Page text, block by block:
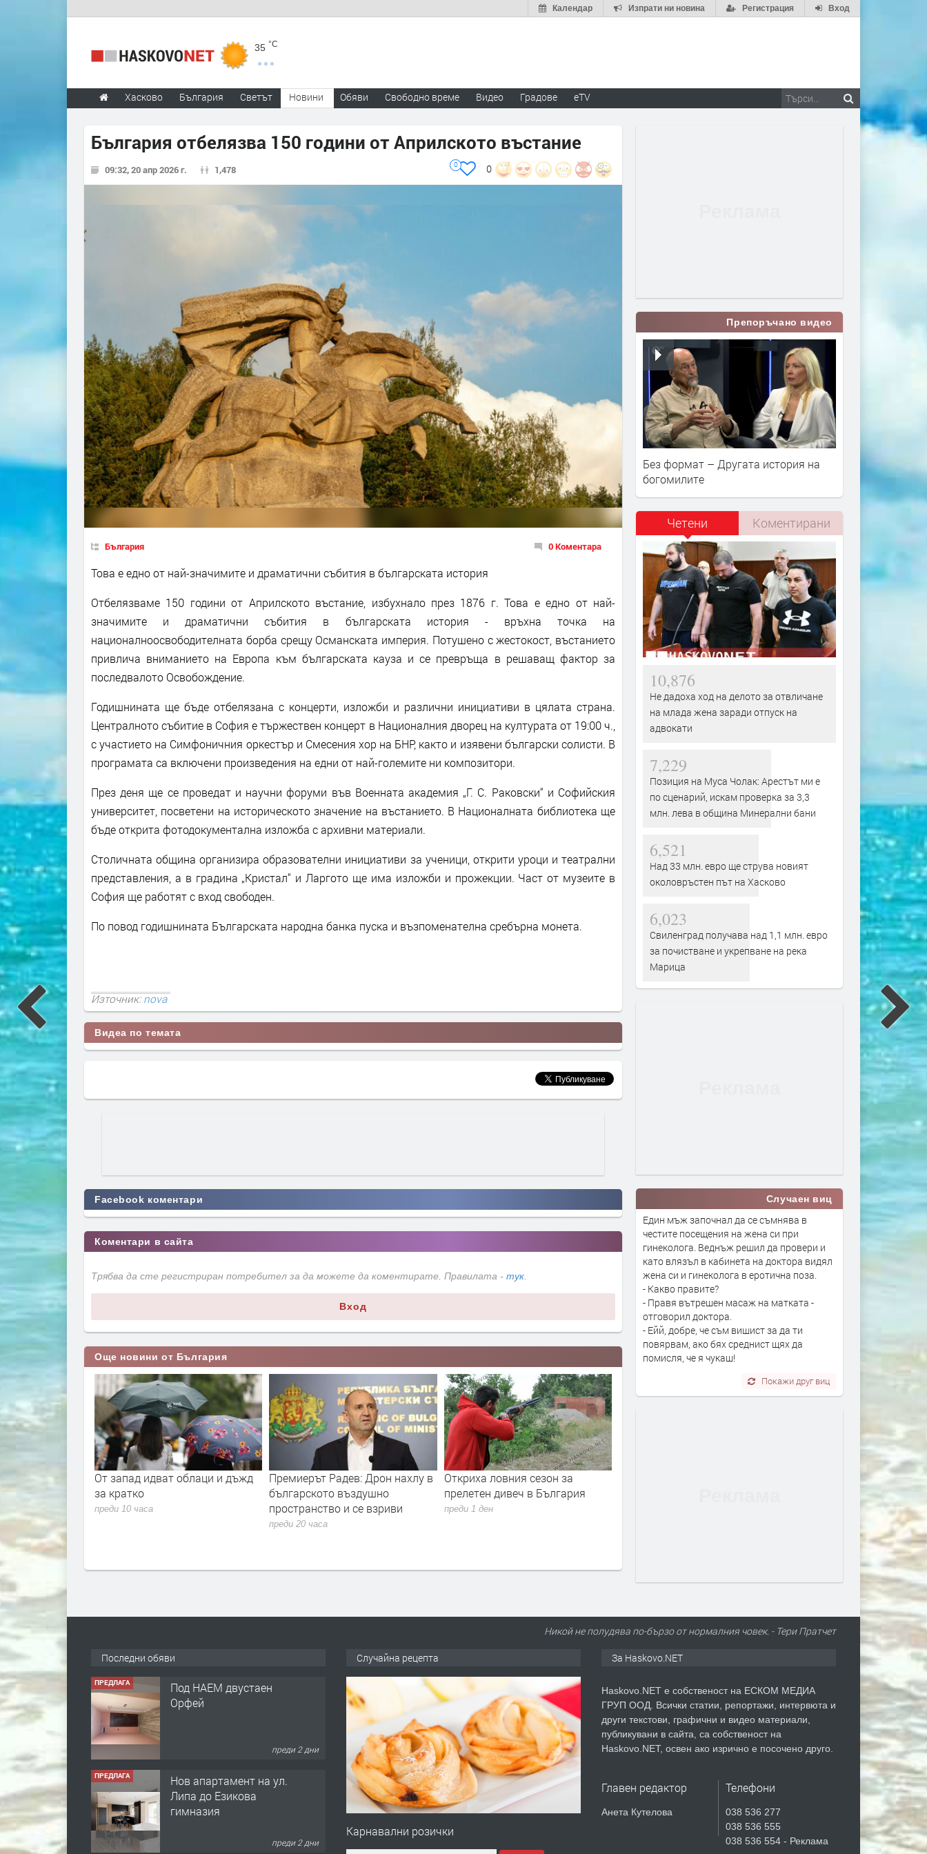
Вход
Регистрация
Изпрати ни новина
Календар
35 °C
Хасково България Светът Новини Обяви Свободно време Видео Градове eTV
България отбелязва 150 години от Априлското въстание
09:32, 20 апр 2026 г. 1,478 0
0
България 0 Коментара
Това е едно от най-значимите и драматични събития в българската история
Отбелязваме 150 години от Априлското въстание, избухнало през 1876 г. Това е едно от най-
значимите и драматични събития в българската история - връхна точка на
националноосвободителната борба срещу Османската империя. Потушено с жестокост, въстанието
привлича вниманието на Европа към българската кауза и се превръща в решаващ фактор за
последвалото Освобождение.
Годишнината ще бъде отбелязана с концерти, изложби и различни инициативи в цялата страна.
Централното събитие в София е тържествен концерт в Националния дворец на културата от 19:00 ч.,
с участието на Симфоничния оркестър и Смесения хор на БНР, както и изявени български солисти. В
програмата са включени произведения на едни от най-големите ни композитори.
През деня ще се проведат и научни форуми във Военната академия „Г. С. Раковски“ и Софийския
университет, посветени на историческото значение на въстанието. В Националната библиотека ще
бъде открита фотодокументална изложба с архивни материали.
Столичната община организира образователни инициативи за ученици, открити уроци и театрални
представления, а в градина „Кристал“ и Ларгото ще има изложби и прожекции. Част от музеите в
София ще работят с вход свободен.
По повод годишнината Българската народна банка пуска и възпоменателна сребърна монета.
Източник:nova
Видеа по темата
Facebook коментари
Коментари в сайта
Трябва да сте регистриран потребител за да можете да коментирате. Правилата - тук.
Вход
Още новини от България
код за жеги в
От запад идват облаци и дъжд
за кратко
преди 10 часа
Премиерът Радев: Дрон нахлу в
българското въздушно
пространство и се взриви
преди 20 часа
Откриха ловния сезон за
прелетен дивеч в България
преди 1 ден
Адвокат Марковски за
убийството в Пловдив:
виждал подобна
садизъм от
случаят е
Препоръчано видео
Без формат – Другата история на
богомилите
Четени Коментирани
10,876
Не дадоха ход на делото за отвличане
на млада жена заради отпуск на
адвокати
7,229
Позиция на Муса Чолак: Арестът ми е
по сценарий, искам проверка за 3,3
млн. лева в община Минерални бани
6,521
Над 33 млн. евро ще струва новият
околовръстен път на Хасково
6,023
Свиленград получава над 1,1 млн. евро
за почистване и укрепване на река
Марица
Случаен виц
Един мъж започнал да се съмнява в
честите посещения на жена си при
гинеколога. Веднъж решил да провери и
като влязъл в кабинета на доктора видял
жена си и гинеколога в еротична поза.
- Какво правите?
- Правя вътрешен масаж на матката -
отговорил доктора.
- Ейй, добре, че съм вишист за да ти
повярвам, ако бях среднист щях да
помисля, че я чукаш!
Покажи друг виц
Никой не полудява по-бързо от нормалния човек. - Тери Пратчет
Последни обяви
ПРЕДЛАГА
Под НАЕМ двустаен
Орфей
преди 2 дни
ПРЕДЛАГА
Нов апартамент на ул.
Липа до Езикова
гимназия
преди 2 дни
Случайна рецепта
Карнавални розички
За Haskovo.NET
Haskovo.NET е собственост на ЕСКОМ МЕДИА
ГРУП ООД. Всички статии, репортажи, интервюта и
други текстови, графични и видео материали,
публикувани в сайта, са собственост на
Haskovo.NET, освен ако изрично е посочено друго.
Главен редактор
Анета Кутелова
Телефони
038 536 277
038 536 555
038 536 554 - Реклама